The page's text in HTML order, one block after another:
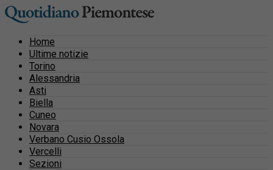
Home
Ultime notizie
Torino
Alessandria
Asti
Biella
Cuneo
Novara
Verbano Cusio Ossola
Vercelli
Sezioni